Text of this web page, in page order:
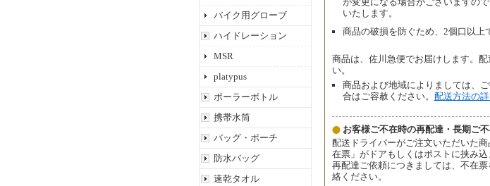
バイク用グローブ
ハイドレーション
MSR
platypus
ポーラーボトル
携帯水筒
バッグ・ポーチ
防水バッグ
速乾タオル
いたします。
商品の破損を防ぐため、2個口以上
商品は、佐川急便でお届けします。
い。
商品および地域によりましては、
合はご容赦ください。 配送方法の
お客様ご不在時の再配達・長期ご
配送ドライバーがご注文いただいた
在票」がドアもしくはポストに挟み込
再配達ご依頼につきましては、不在
絡ください。